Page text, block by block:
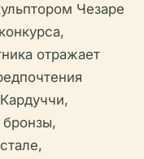
Чезаре
отражает